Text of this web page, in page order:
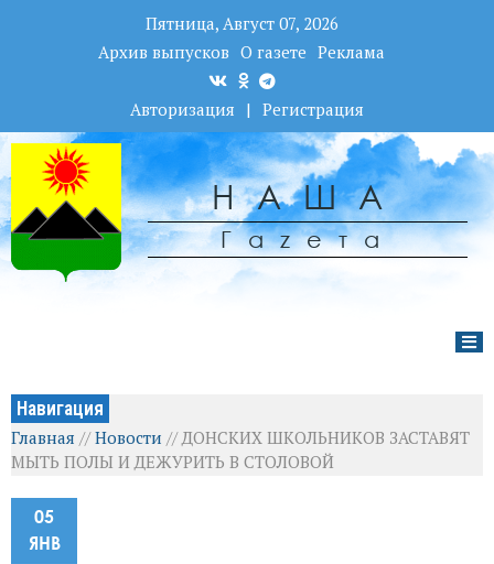
Пятница, Август 07, 2026
Архив выпусков О газете Реклама
Авторизация | Регистрация
НАША
Гаzета
Навигация
Главная //Новости // ДОНСКИХ ШКОЛЬНИКОВ ЗАСТАВЯТ
МЫТЬ ПОЛЫ И ДЕЖУРИТЬ В СТОЛОВОЙ
05
ЯНВ